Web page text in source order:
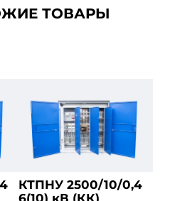
ТОВАРЫ
КТПНУ 2500/10/0,4